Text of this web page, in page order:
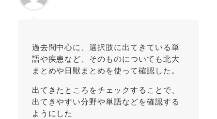
過去問中心に、選択肢に出てきている単
語や疾患など、そのものについても北大
まとめや日獣まとめを使って確認した。
出てきたところをチェックすることで、
出てきやすい分野や単語などを確認する
ようにした